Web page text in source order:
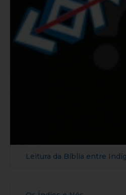
Leitura da Bíblia entre